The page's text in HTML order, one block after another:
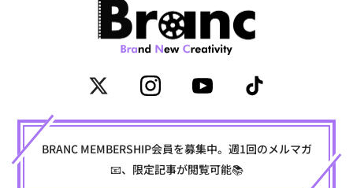
BRANC MEMBERSHIP会員を募集中。週1回のメルマガ
📧、限定記事が閲覧可能📚